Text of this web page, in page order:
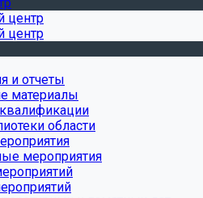
центр
центр
и отчеты
материалы
области
мероприятия